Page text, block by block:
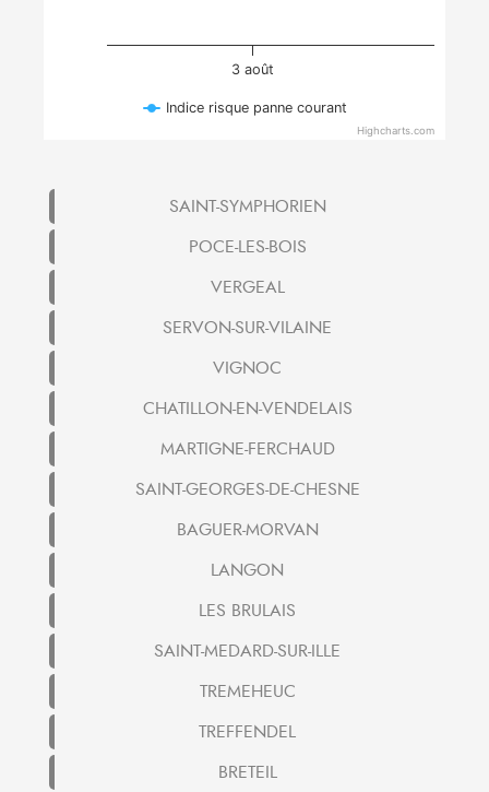
3 août
Indice risque panne courant
Highcharts.com
SAINT-SYMPHORIEN
POCE-LES-BOIS
VERGEAL
SERVON-SUR-VILAINE
VIGNOC
CHATILLON-EN-VENDELAIS
MARTIGNE-FERCHAUD
SAINT-GEORGES-DE-CHESNE
BAGUER-MORVAN
LANGON
LES BRULAIS
SAINT-MEDARD-SUR-ILLE
TREMEHEUC
TREFFENDEL
BRETEIL